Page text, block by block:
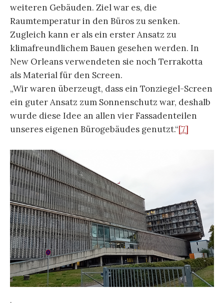
weiteren Gebäuden. Ziel war es, die
Raumtemperatur in den Büros zu senken.
Zugleich kann er als ein erster Ansatz zu
klimafreundlichem Bauen gesehen werden. In
New Orleans verwendeten sie noch Terrakotta
als Material für den Screen.
„Wir waren überzeugt, dass ein Tonziegel-Screen
ein guter Ansatz zum Sonnenschutz war, deshalb
wurde diese Idee an allen vier Fassadenteilen
unseres eigenen Bürogebäudes genutzt.“[7]
.